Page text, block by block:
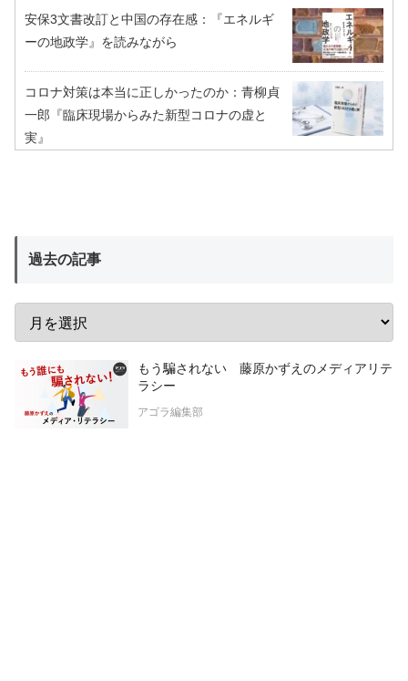
安保3文書改訂と中国の存在感：『エネルギ
ーの地政学』を読みながら
コロナ対策は本当に正しかったのか：青柳貞
一郎『臨床現場からみた新型コロナの虚と
実』
過去の記事
もう騙されない 藤原かずえのメディアリテ
ラシー
アゴラ編集部